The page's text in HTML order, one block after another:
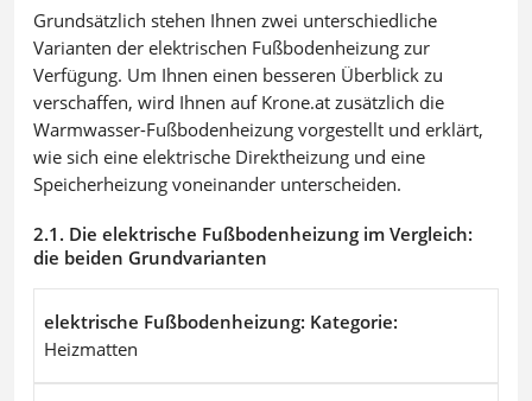
Grundsätzlich stehen Ihnen zwei unterschiedliche
Varianten der elektrischen Fußbodenheizung zur
Verfügung. Um Ihnen einen besseren Überblick zu
verschaffen, wird Ihnen auf Krone.at zusätzlich die
Warmwasser-Fußbodenheizung vorgestellt und erklärt,
wie sich eine elektrische Direktheizung und eine
Speicherheizung voneinander unterscheiden.
2.1. Die elektrische Fußbodenheizung im Vergleich:
die beiden Grundvarianten
elektrische Fußbodenheizung: Kategorie
Heizmatten